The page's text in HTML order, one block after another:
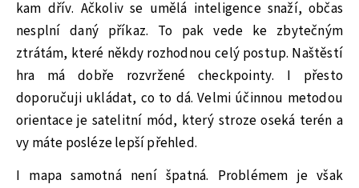
kam dřív. Ačkoliv se umělá inteligence snaží, občas
nesplní daný příkaz. To pak vede ke zbytečným
ztrátám, které někdy rozhodnou celý postup. Naštěstí
hra má dobře rozvržené checkpointy. I přesto
doporučuji ukládat, co to dá. Velmi účinnou metodou
orientace je satelitní mód, který stroze oseká terén a
vy máte posléze lepší přehled.
I mapa samotná není špatná. Problémem je však